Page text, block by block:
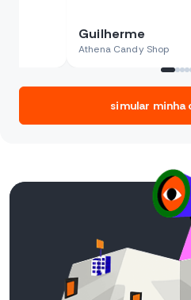
Guilherme
Athena Candy Shop
simular minha